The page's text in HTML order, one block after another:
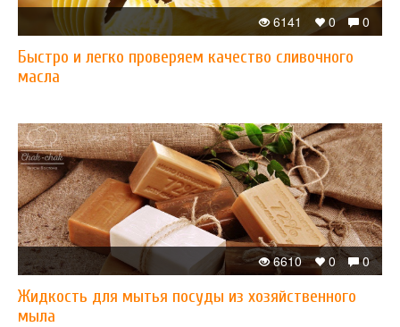
0
0
6141
Быстро и легко проверяем качество сливочного
масла
0
0
6610
Жидкость для мытья посуды из хозяйственного
мыла